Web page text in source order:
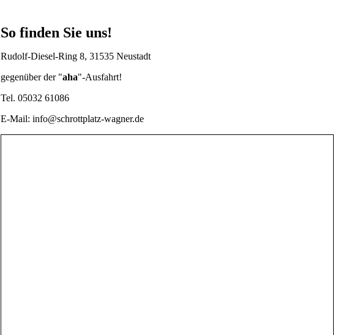
So finden Sie uns!
Rudolf-Diesel-Ring 8, 31535 Neustadt
gegenüber der "aha"-Ausfahrt!
Tel. 05032 61086
E-Mail: info@schrottplatz-wagner.de